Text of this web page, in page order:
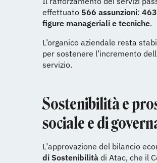
effettuato 566 assunzioni:
figure manageriali e tecniche.
L’organico aziendale resta
per sostenere l’incremento
servizio.
Sostenibilità e
sociale e di
L’approvazione del bilancio
di Sostenibilità di Atac, che il